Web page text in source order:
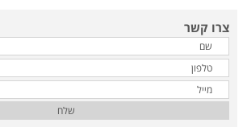
צרו קשר
שלח